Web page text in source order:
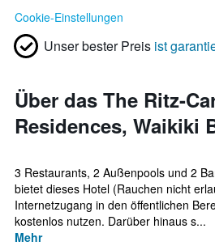
Cookie-Einstellungen
Unser bester Preis ist
Über das The Ritz-
Residences, Waikiki
3 Restaurants, 2 Außenpools und 2
bietet dieses Hotel (Rauchen nicht
Internetzugang in den öffentlichen
kostenlos nutzen. Darüber hinaus s...
Mehr